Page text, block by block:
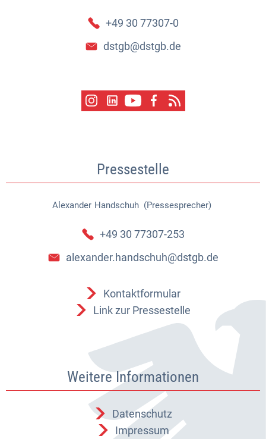
+49 30 77307-0
dstgb@dstgb.de
Pressestelle
Alexander Handschuh (Pressesprecher)
Alexander Handschuh
+49 30 77307-253
alexander.handschuh@dstgb.de
Kontaktformular
Link zur Pressestelle
Weitere Informationen
Datenschutz
Impressum